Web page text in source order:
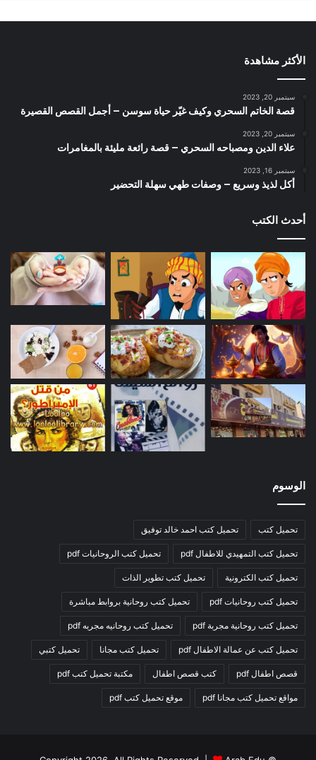
الأكثر مشاهدة
سبتمبر 20, 2023
قصة الخاتم السحري وكيف غيّر حياة سوسن – أجمل القصص القصيرة
سبتمبر 20, 2023
علاء الدين ومصباحه السحري – قصة رائعة مليئة بالمغامرات
سبتمبر 16, 2023
أكل لذيذ وسريع – وصفات طهي سهلة التحضير
أحدث الكتب
الوسوم
تحميل كتب تحميل كتب احمد خالد توفيق
تحميل كتب التمهيدي للاطفال pdf تحميل كتب الروحانيات pdf
تحميل كتب الكترونية تحميل كتب تطوير الذات
تحميل كتب روحانيات pdf تحميل كتب روحانية بروابط مباشرة
تحميل كتب روحانية مجربة pdf تحميل كتب روحانيه مجربه pdf
تحميل كتب عن عمالة الاطفال pdf تحميل كتب مجانا تحميل كتبي
قصص اطفال pdf كتب قصص اطفال مكتبة تحميل كتب pdf
مواقع تحميل كتب مجانا pdf موقع تحميل كتب pdf